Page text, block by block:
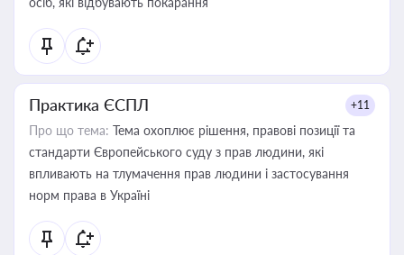
Практика ЄСПЛ +11
Про що тема: Тема охоплює рішення, правові позиції та
стандарти Європейського суду з прав людини, які
впливають на тлумачення прав людини і застосування
норм права в Україні